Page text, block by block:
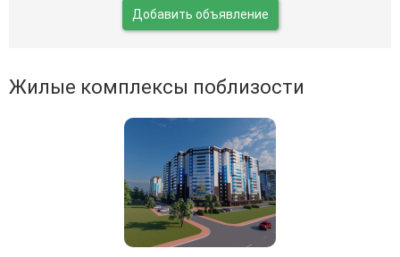
Добавить объявление
Жилые комплексы поблизости